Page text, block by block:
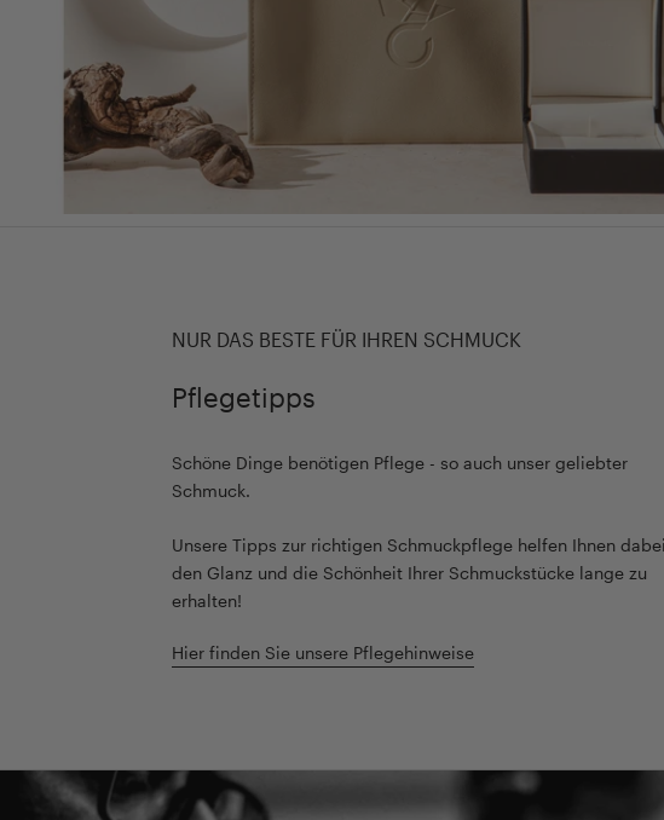
NUR DAS BESTE FÜR IHREN SCHMUCK
Pflegetipps
Schöne Dinge benötigen Pflege - so auch unser geliebter
Schmuck.
Unsere Tipps zur richtigen Schmuckpflege helfen Ihnen
den Glanz und die Schönheit Ihrer Schmuckstücke lange zu
erhalten!
Hier finden Sie unsere Pflegehinweise